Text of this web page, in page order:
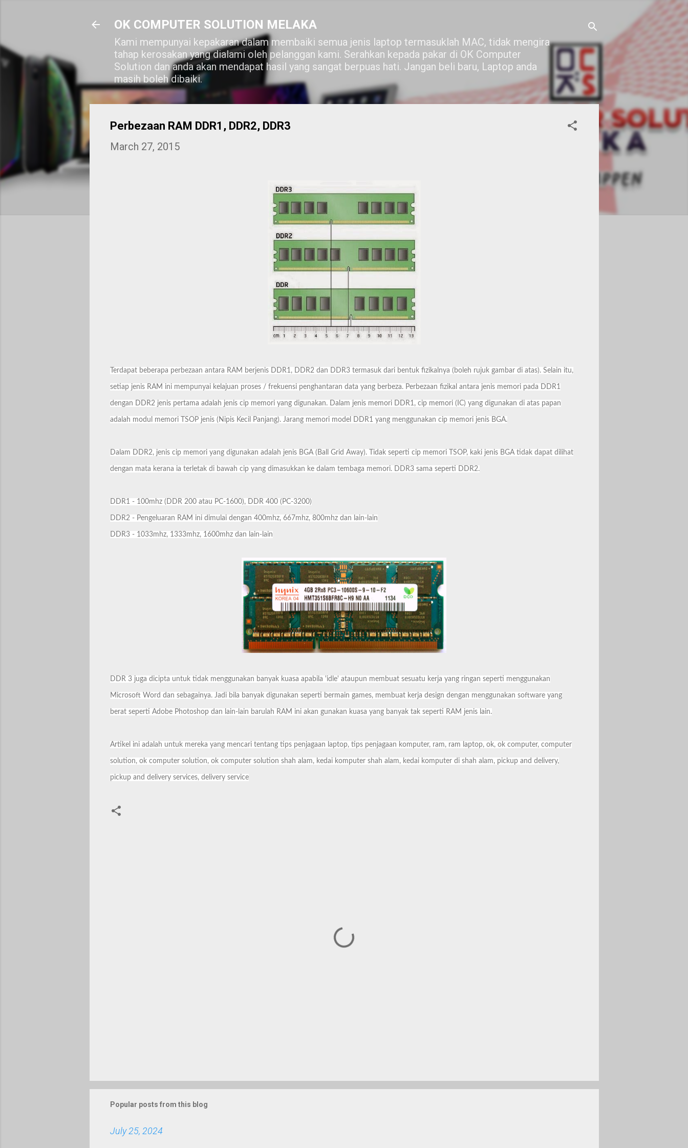
OK COMPUTER SOLUTION MELAKA
Kami mempunyai kepakaran dalam membaiki semua jenis laptop termasuklah MAC, tidak mengira
tahap kerosakan yang dialami oleh pelanggan kami. Serahkan kepada pakar di OK Computer
Solution dan anda akan mendapat hasil yang sangat berpuas hati. Jangan beli baru, Laptop anda
masih boleh dibaiki.
Perbezaan RAM DDR1, DDR2, DDR3
March 27, 2015
Terdapat beberapa perbezaan antara RAM berjenis DDR1, DDR2 dan DDR3 termasuk dari bentuk fizikalnya (boleh rujuk gambar di atas). Selain itu,
setiap jenis RAM ini mempunyai kelajuan proses / frekuensi penghantaran data yang berbeza. Perbezaan fizikal antara jenis memori pada DDR1
dengan DDR2 jenis pertama adalah jenis cip memori yang digunakan. Dalam jenis memori DDR1, cip memori (IC) yang digunakan di atas papan
adalah modul memori TSOP jenis (Nipis Kecil Panjang). Jarang memori model DDR1 yang menggunakan cip memori jenis BGA.
Dalam DDR2, jenis cip memori yang digunakan adalah jenis BGA (Ball Grid Away). Tidak seperti cip memori TSOP, kaki jenis BGA tidak dapat dilihat
dengan mata kerana ia terletak di bawah cip yang dimasukkan ke dalam tembaga memori. DDR3 sama seperti DDR2.
DDR1 - 100mhz (DDR 200 atau PC-1600), DDR 400 (PC-3200)
DDR2 - Pengeluaran RAM ini dimulai dengan 400mhz, 667mhz, 800mhz dan lain-lain
DDR3 - 1033mhz, 1333mhz, 1600mhz dan lain-lain
DDR 3 juga dicipta untuk tidak menggunakan banyak kuasa apabila 'idle' ataupun membuat sesuatu kerja yang ringan seperti menggunakan
Microsoft Word dan sebagainya. Jadi bila banyak digunakan seperti bermain games, membuat kerja design dengan menggunakan software yang
berat seperti Adobe Photoshop dan lain-lain barulah RAM ini akan gunakan kuasa yang banyak tak seperti RAM jenis lain.
Artikel ini adalah untuk mereka yang mencari tentang tips penjagaan laptop, tips penjagaan komputer, ram, ram laptop, ok, ok computer, computer
solution, ok computer solution, ok computer solution shah alam, kedai komputer shah alam, kedai komputer di shah alam, pickup and delivery,
pickup and delivery services, delivery service
Popular posts from this blog
July 25, 2024